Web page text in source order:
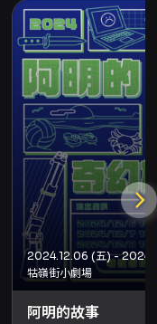
語言之外的情感
思考自己在家人
待修補的那一句
化的創作理念聞
體」比喻多面向
計、聲音與燈光
中既真實又具有
團隊旨在以最低
緒，讓觀眾能更
力。演職人員名
作：舞台設計、
出等，皆為呈現
眾的價值，這部
域：無論你是子
受誤解與不被理
被喚醒的情緒記
2024.12.06 (五) -
牯嶺街小劇場
阿明的故事